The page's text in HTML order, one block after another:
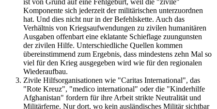
Komponente sich jederzeit der militärischen unterzuordnen
hat. Und dies nicht nur in der Befehlskette. Auch das
Verhältnis von Kriegsaufwendungen zu zivilen humanitären
Ausgaben offenbart eine eklatante Schieflage zuungunsten
der zivilen Hilfe. Unterschiedliche Quellen kommen
übereinstimmend zum Ergebnis, dass mindestens zehn Mal so
viel für den Krieg ausgegeben wird wie für den regionalen
Wiederaufbau.
Zivile Hilfsorganisationen wie "Caritas International", das
"Rote Kreuz", "medico international" oder die "Kinderhilfe
Afghanistan" fordern für ihre Arbeit strikte Neutralität und
Militärferne. Nur dort, wo kein ausländisches Militär sichtbar